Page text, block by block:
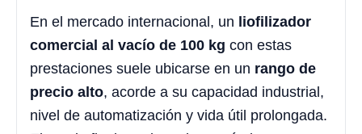
En el mercado internacional, un liofilizador
comercial al vacío de 100 kg con estas
prestaciones suele ubicarse en un rango de
precio alto, acorde a su capacidad industrial,
nivel de automatización y vida útil prolongada.